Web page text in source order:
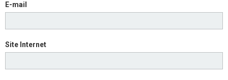
E-mail
Site Internet